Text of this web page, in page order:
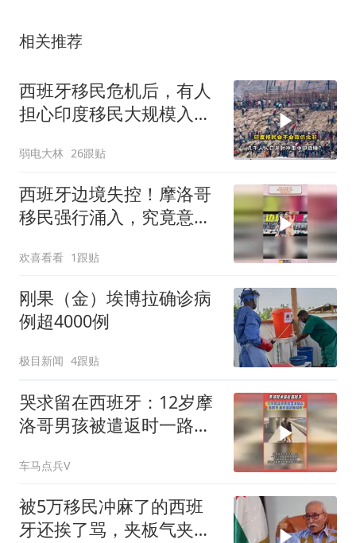
相关推荐
西班牙移民危机后，有人
担心印度移民大规模入侵
弱电大林 26跟贴
西班牙边境失控！摩洛哥
移民强行涌入，究竟意欲
欢喜看看 1跟贴
刚果（金）埃博拉确诊病
例超4000例
极目新闻 4跟贴
哭求留在西班牙：12岁摩
洛哥男孩被遣返时一路恳
车马点兵V
被5万移民冲麻了的西班
牙还挨了骂，夹板气夹麻